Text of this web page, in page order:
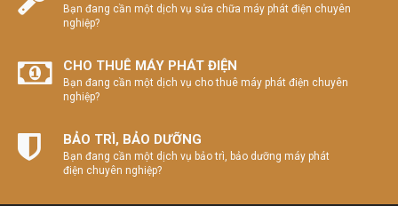
Bạn đang cần một dịch vụ sửa chữa máy phát điện chuyên
nghiệp?
CHO THUÊ MÁY PHÁT ĐIỆN
Bạn đang cần một dịch vụ cho thuê máy phát điện chuyên
nghiệp?
BẢO TRÌ, BẢO DƯỠNG
Bạn đang cần một dịch vụ bảo trì, bảo dưỡng máy phát
điện chuyên nghiệp?